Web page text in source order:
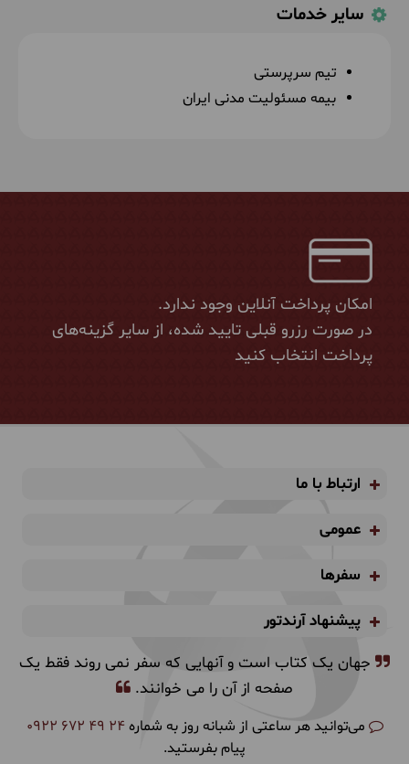
سایر خدمات
تیم سرپرستی
بیمه مسئولیت مدنی ایران
امکان پرداخت آنلاین وجود ندارد.
در صورت رزرو قبلی تایید شده، از سایر گزینه‌های
پرداخت انتخاب کنید
ارتباط با ما
عمومی
سفرها
پیشنهاد آرندتور
جهان یک کتاب است و آنهایی که سفر نمی روند فقط یک
صفحه از آن را می خوانند.
می‌توانید هر ساعتی از شبانه روز به شماره 0922 672 49 24
پیام بفرستید.